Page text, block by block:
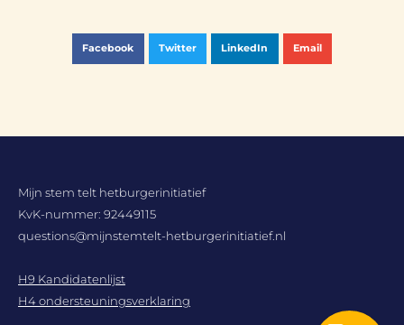
Facebook Twitter LinkedIn Email
Mijn stem telt hetburgerinitiatief
KvK-nummer: 92449115
questions@mijnstemtelt-hetburgerinitiatief.nl
H9 Kandidatenlijst
H4 ondersteuningsverklaring